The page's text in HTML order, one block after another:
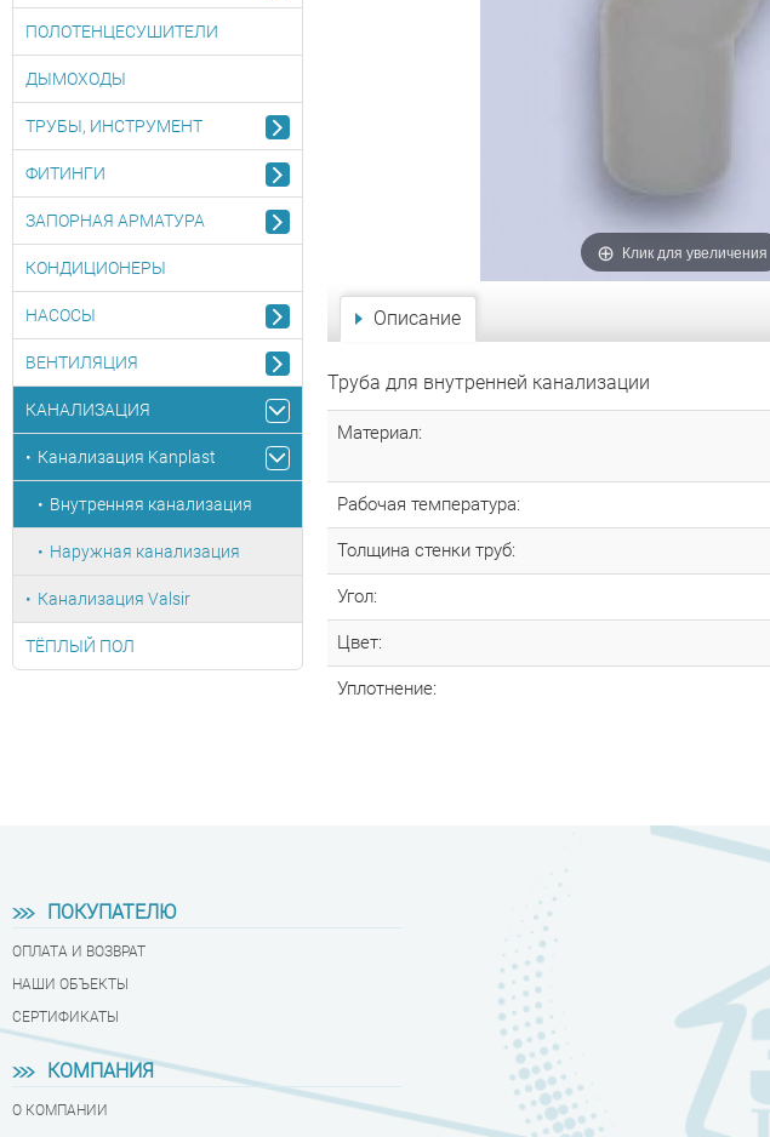
Клик для увеличения
Описание
Труба для внутренней канализации
Материал:
Рабочая температура:
Толщина стенки труб:
Угол:
Цвет:
Уплотнение:
ПОЛОТЕНЦЕСУШИТЕЛИ
ДЫМОХОДЫ
ТРУБЫ, ИНСТРУМЕНТ
ФИТИНГИ
ЗАПОРНАЯ АРМАТУРА
КОНДИЦИОНЕРЫ
НАСОСЫ
ВЕНТИЛЯЦИЯ
КАНАЛИЗАЦИЯ
Канализация Kanplast
Внутренняя канализация
Наружная канализация
Канализация Valsir
ТЁПЛЫЙ ПОЛ
ПОКУПАТЕЛЮ
ОПЛАТА И ВОЗВРАТ
НАШИ ОБЪЕКТЫ
СЕРТИФИКАТЫ
КОМПАНИЯ
О КОМПАНИИ